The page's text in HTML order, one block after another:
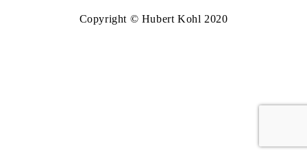
Copyright © Hubert Kohl 2020